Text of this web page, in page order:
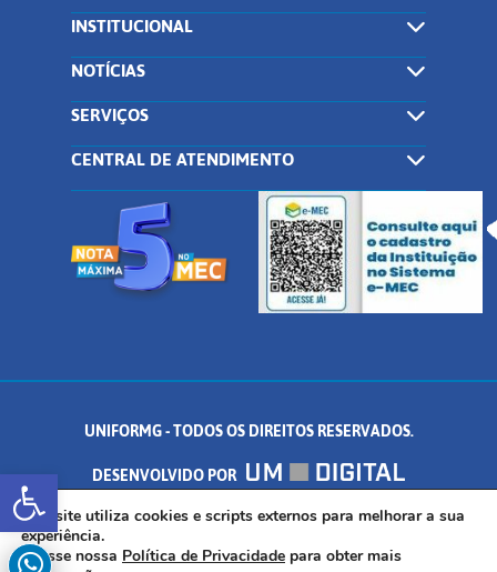
Abrir a barra de ferramentas
INSTITUCIONAL
NOTÍCIAS
SERVIÇOS
CENTRAL DE ATENDIMENTO
UNIFORMG - TODOS OS DIREITOS RESERVADOS.
DESENVOLVIDO POR
AV. DR. ARNALDO DE SENNA, 328 - PALMEIRAS, FORMIGA/MG - CEP:
35.574.530
Este site utiliza cookies e scripts externos para melhorar a sua
experiência.
Acesse nossa Política de Privacidade para obter mais